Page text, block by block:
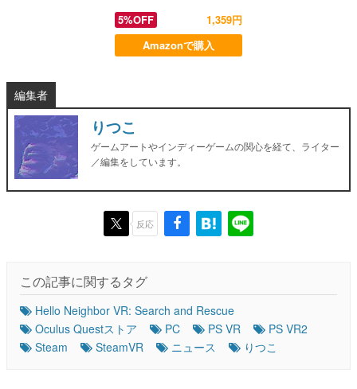
5%OFF
1,359円
Amazonで購入
編集者
りつこ
ゲームアートやインディーゲームの関心を経て、ライター
／編集をしています。
反応
この記事に関するタグ
Hello Neighbor VR: Search and Rescue
Oculus Questストア
PC PS VR
PS VR2
Steam
SteamVR ニュース りつこ